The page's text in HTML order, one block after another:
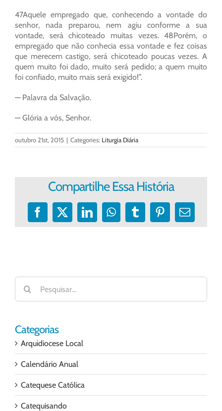
47Aquele empregado que, conhecendo a vontade do
senhor, nada preparou, nem agiu conforme a sua
vontade, será chicoteado muitas vezes. 48Porém, o
empregado que não conhecia essa vontade e fez coisas
que merecem castigo, será chicoteado poucas vezes. A
quem muito foi dado, muito será pedido; a quem muito
foi confiado, muito mais será exigido!”.
— Palavra da Salvação.
— Glória a vós, Senhor.
outubro 21st, 2015 | Categories: Liturgia Diária
Compartilhe Essa História
Facebook
X LinkedInWhatsApp
TumblrPinterest
E-
Buscar
resultados
para:
Categorias
Arquidiocese Local
Calendário Anual
Catequese Católica
Catequisando